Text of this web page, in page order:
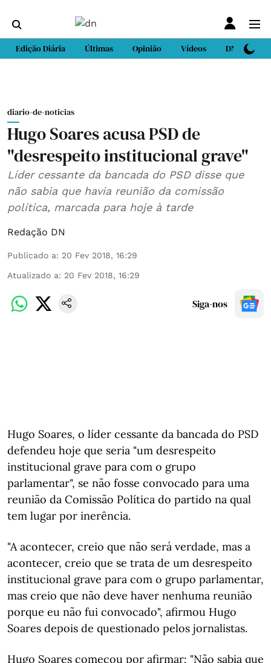
Edição Diária Últimas Opinião Vídeos DN Sport
diario-de-noticias
Hugo Soares acusa PSD de
"desrespeito institucional grave"
Líder cessante da bancada do PSD disse que
não sabia que havia reunião da comissão
política, marcada para hoje à tarde
Redação DN
Publicado a: 20 Fev 2018, 16:29
Atualizado a: 20 Fev 2018, 16:29
Siga-nos
Hugo Soares, o líder cessante da bancada do PSD
defendeu hoje que seria "um desrespeito
institucional grave para com o grupo
parlamentar", se não fosse convocado para uma
reunião da Comissão Política do partido na qual
tem lugar por inerência.
"A acontecer, creio que não será verdade, mas a
acontecer, creio que se trata de um desrespeito
institucional grave para com o grupo parlamentar,
mas creio que não deve haver nenhuma reunião
porque eu não fui convocado", afirmou Hugo
Soares depois de questionado pelos jornalistas.
Hugo Soares começou por afirmar: "Não sabia que